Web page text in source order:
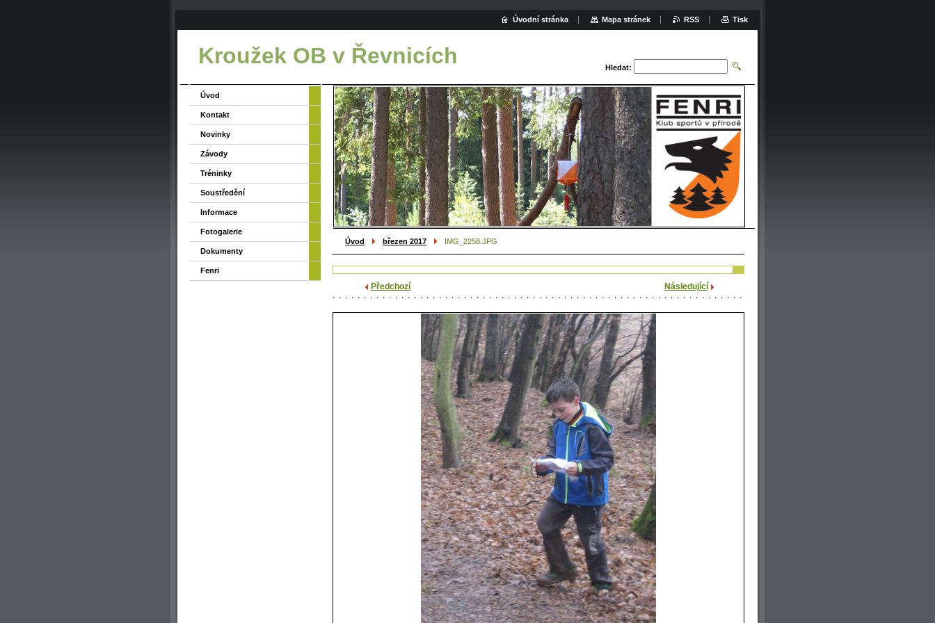
Kroužek OB v Řevnicích Hledat:
Úvod březen 2017 IMG_2258.JPG
Předchozí Následující
Úvod
Kontakt
Novinky
Závody
Tréninky
Soustředění
Informace
Fotogalerie
Dokumenty
Fenri
Úvodní stránka Mapa stránek RSS Tisk